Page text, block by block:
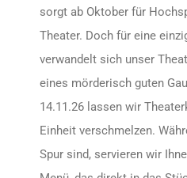
sorgt ab Oktober für
Theater. Doch für eine
verwandelt sich unser
eines mörderisch guten
14.11.26 lassen wir
Einheit verschmelzen.
Spur sind, servieren wir